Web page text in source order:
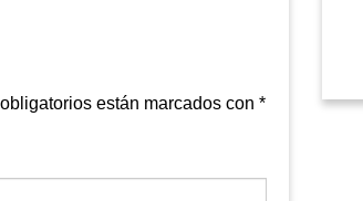
están marcados con *